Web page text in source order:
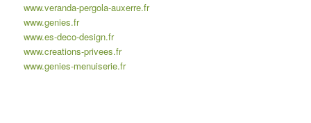
www.veranda-pergola-auxerre.fr
www.genies.fr
www.es-deco-design.fr
www.creations-privees.fr
www.genies-menuiserie.fr